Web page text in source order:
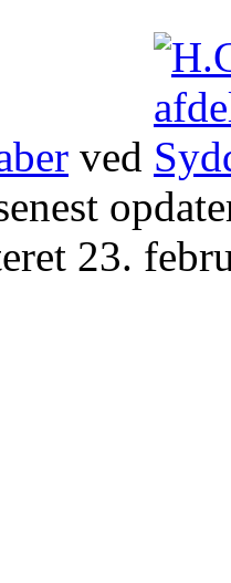
ved
23.